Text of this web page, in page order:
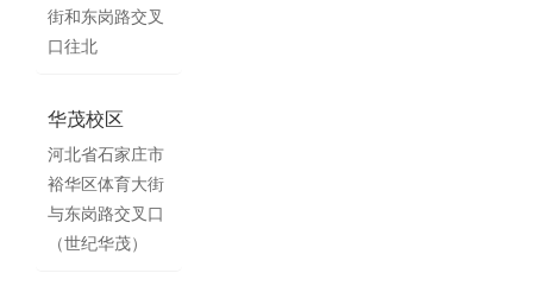
街和东岗路交叉
口往北
华茂校区
河北省石家庄市
裕华区体育大街
与东岗路交叉口
（世纪华茂）